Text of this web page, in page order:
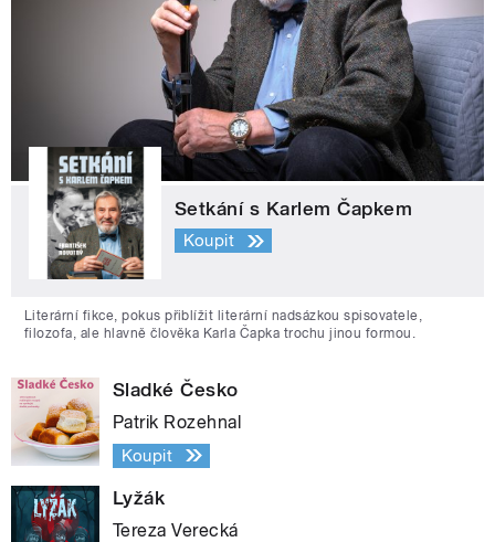
Setkání s Karlem Čapkem
Koupit
Literární fikce, pokus přiblížit literární nadsázkou spisovatele,
filozofa, ale hlavně člověka Karla Čapka trochu jinou formou.
Sladké Česko
Patrik Rozehnal
Koupit
Lyžák
Tereza Verecká